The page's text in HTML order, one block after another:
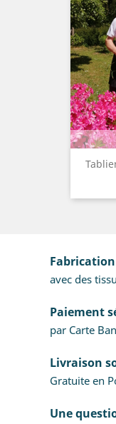
avec des
Paiement
par Carte
Livraison
Gratuite en
Une